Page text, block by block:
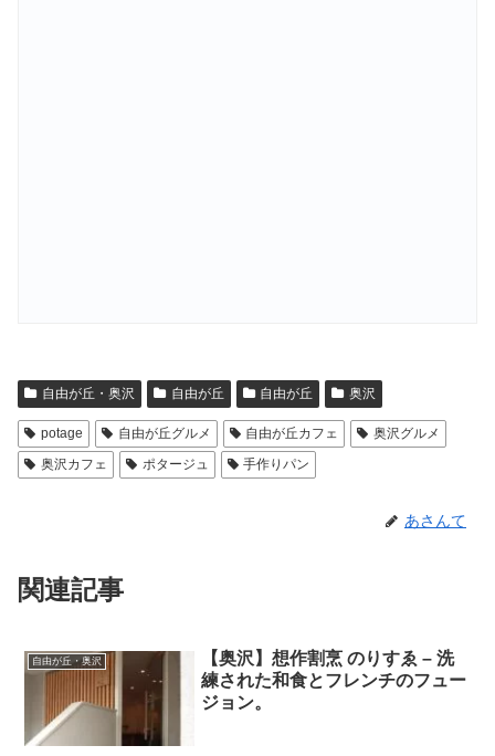
自由が丘・奥沢 自由が丘 自由が丘 奥沢
potage 自由が丘グルメ 自由が丘カフェ
奥沢グルメ
奥沢カフェ
ポタージュ 手作りパン
あさんて
関連記事
自由が丘・奥沢
【奥沢】想作割烹 のりすゑ – 洗
練された和食とフレンチのフュー
ジョン。